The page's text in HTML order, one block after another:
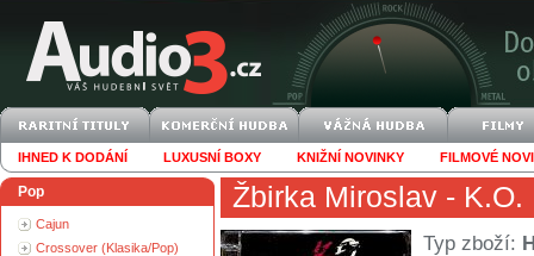
IHNED K DODÁNÍ LUXUSNÍ BOXY KNIŽNÍ NOVINKY FILMOVÉ
Pop
Cajun
Crossover (Klasika/Pop)
Žbirka Miroslav - K.O.
Typ zboží: